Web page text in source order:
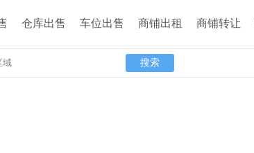
仓库出售 车位出售 商铺出租 商铺转让
搜索